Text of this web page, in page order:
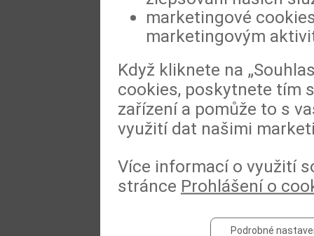
marketingové
marketingovým
Když kliknete na
cookies, poskytnete tím
zařízení a pomůže to s
využití dat našimi
Více informací o využití
stránce Prohlášení o
Podrobné